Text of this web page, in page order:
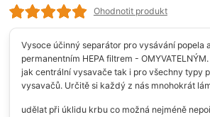
Ohodnotit produkt
Vysoce účinný separátor pro vysávání popela
permanentním HEPA filtrem -
jak centrální vysavače tak i pro všechny typy
vysavačů. Určitě si každý z nás mnohokrát
udělat při úklidu krbu co možná nejméně